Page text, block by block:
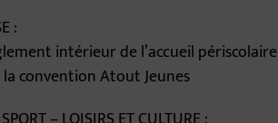
:
intérieur de l’accueil périscolaire
convention Atout Jeunes